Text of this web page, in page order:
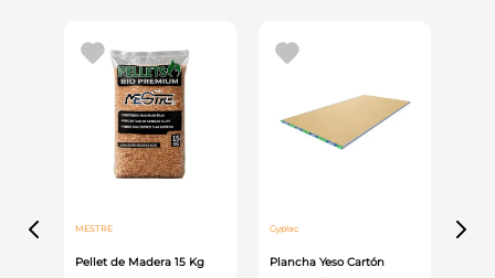
MESTRE
Pellet de Madera 15 Kg
Gyplac
Plancha Yeso Cartón